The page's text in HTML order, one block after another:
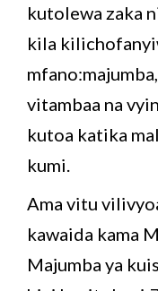
kutolewa zaka
kila
vitambaa na
kutoa katika
kumi.
Ama vitu
kawaida kama
Majumba ya